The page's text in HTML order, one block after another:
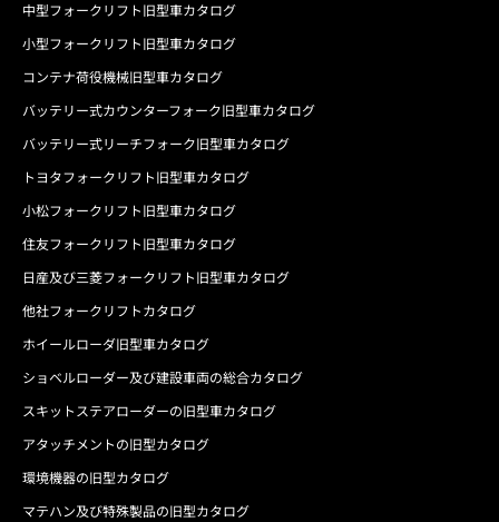
中型フォークリフト旧型車カタログ
小型フォークリフト旧型車カタログ
コンテナ荷役機械旧型車カタログ
バッテリー式カウンターフォーク旧型車カタログ
バッテリー式リーチフォーク旧型車カタログ
トヨタフォークリフト旧型車カタログ
小松フォークリフト旧型車カタログ
住友フォークリフト旧型車カタログ
日産及び三菱フォークリフト旧型車カタログ
他社フォークリフトカタログ
ホイールローダ旧型車カタログ
ショベルローダー及び建設車両の総合カタログ
スキットステアローダーの旧型車カタログ
アタッチメントの旧型カタログ
環境機器の旧型カタログ
マテハン及び特殊製品の旧型カタログ